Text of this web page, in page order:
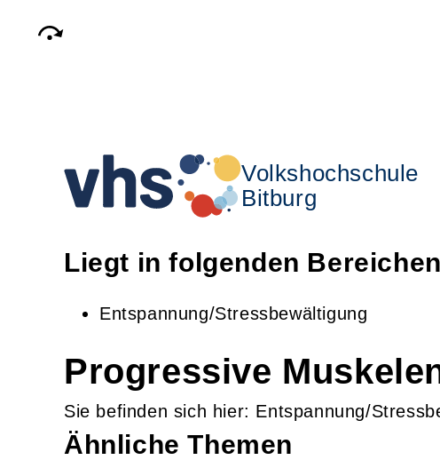
Volkshochschule
Bitburg
Liegt in folgenden Bereichen
Entspannung/Stressbewältigung
Progressive
Entspannung/
Ähnliche Themen